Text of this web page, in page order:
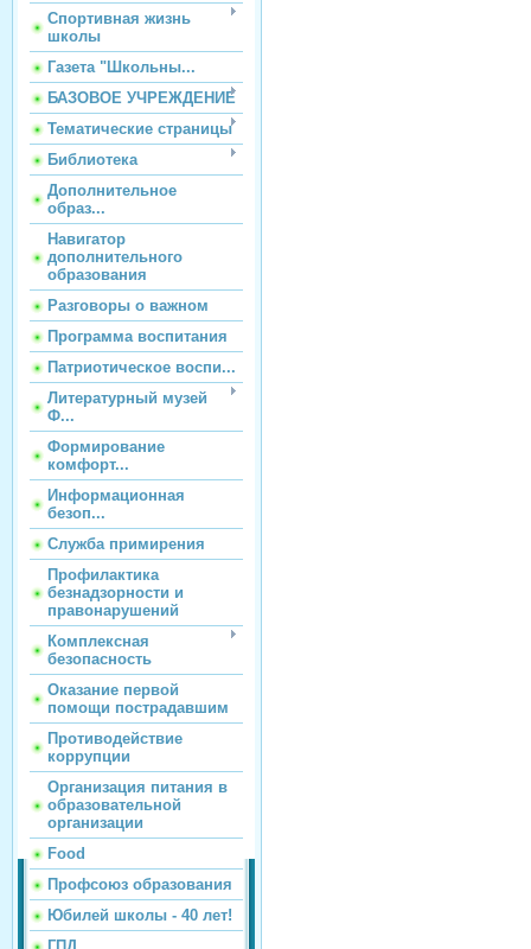
Спортивная жизнь
школы
Газета "Школьны...
БАЗОВОЕ УЧРЕЖДЕНИЕ
Тематические страницы
Библиотека
Дополнительное
образ...
Навигатор
дополнительного
образования
Разговоры о важном
Программа воспитания
Патриотическое воспи...
Литературный музей
Ф...
Формирование
комфорт...
Информационная
безоп...
Служба примирения
Профилактика
безнадзорности и
правонарушений
Комплексная
безопасность
Оказание первой
помощи пострадавшим
Противодействие
коррупции
Организация питания в
образовательной
организации
Food
Профсоюз образования
Юбилей школы - 40 лет!